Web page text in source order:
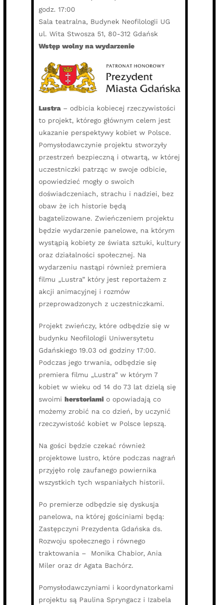
godz. 17:00
Sala teatralna, Budynek Neofilologii UG
ul. Wita Stwosza 51, 80-312 Gdańsk
Wstęp wolny na wydarzenie
Lustra– odbicia kobiecej rzeczywistości
to projekt, którego głównym celem jest
ukazanie perspektywy kobiet w Polsce.
Pomysłodawczynie projektu stworzyły
przestrzeń bezpieczną i otwartą, w której
uczestniczki patrząc w swoje odbicie,
opowiedzieć mogły o swoich
doświadczeniach, strachu i nadziei, bez
obaw że ich historie będą
bagatelizowane. Zwieńczeniem projektu
będzie wydarzenie panelowe, na którym
wystąpią kobiety ze świata sztuki, kultury
oraz działalności społecznej. Na
wydarzeniu nastąpi również premiera
filmu „Lustra” który jest reportażem z
akcji animacyjnej i rozmów
przeprowadzonych z uczestniczkami.
Projekt zwieńczy, które odbędzie się w
budynku Neofilologii Uniwersytetu
Gdańskiego 19.03 od godziny 17:00.
Podczas jego trwania, odbędzie się
premiera filmu „Lustra” w którym 7
kobiet w wieku od 14 do 73 lat dzielą się
swoimi herstoriami o opowiadają co
możemy zrobić na co dzień, by uczynić
rzeczywistość kobiet w Polsce lepszą.
Na gości będzie czekać również
projektowe lustro, które podczas nagrań
przyjęło rolę zaufanego powiernika
wszystkich tych wspaniałych historii.
Po premierze odbędzie się dyskusja
panelowa, na której gościniami będą:
Zastępczyni Prezydenta Gdańska ds.
Rozwoju społecznego i równego
traktowania – Monika Chabior, Ania
Miler oraz dr Agata Bachórz.
Pomysłodawczyniami i koordynatorkami
projektu są Paulina Spryngacz i Izabela